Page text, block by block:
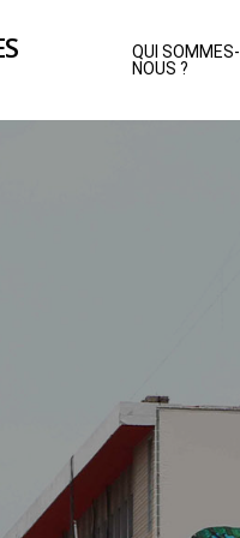
QUI SOMMES-
NOUS ?